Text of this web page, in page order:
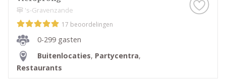
's-Gravenzande
17 beoordelingen
0-299 gasten
Buitenlocaties, Partycentra,
Restaurants